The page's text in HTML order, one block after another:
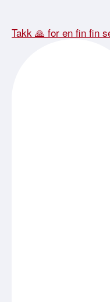
Takk 🙏 for en fin